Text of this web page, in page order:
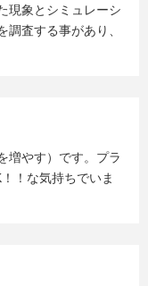
現象とシミュレーシ
調査する事があり、
増やす）です。プラ
！な気持ちでいま